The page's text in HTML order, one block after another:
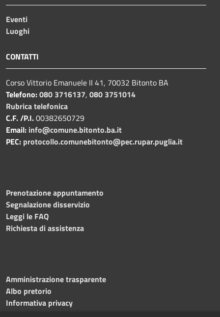
Eventi
Luoghi
CONTATTI
Corso Vittorio Emanuele II 41, 70032 Bitonto BA
Telefono:080 3716137, 080 3751014
Rubrica telefonica
C.F. /P.I.00382650729
Email: info@comune.bitonto.ba.it
PEC: protocollo.comunebitonto@pec.rupar.puglia.it
Prenotazione appuntamento
Segnalazione disservizio
Leggi le FAQ
Richiesta di assistenza
Amministrazione trasparente
Albo pretorio
Informativa privacy